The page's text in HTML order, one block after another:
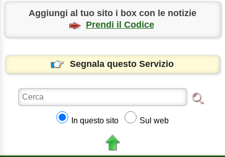
Aggiungi al tuo sito i box con le notizie
Prendi il Codice
Segnala questo Servizio
In questo sito Sul web